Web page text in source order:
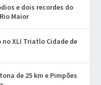
e dois recordes do
Maior
XLI Triatlo Cidade de
de 25 km e Pimpões